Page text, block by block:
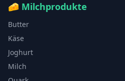
🧀 Milchprodukte
Butter
Käse
Joghurt
Milch